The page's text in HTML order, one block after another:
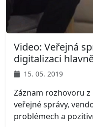
Video: Veřejná
digitalizaci
15. 05. 2019
Záznam rozhovoru
veřejné správy,
problémech a